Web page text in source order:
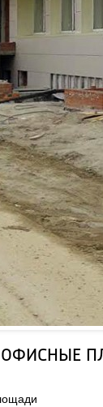
ОФИСНЫЕ